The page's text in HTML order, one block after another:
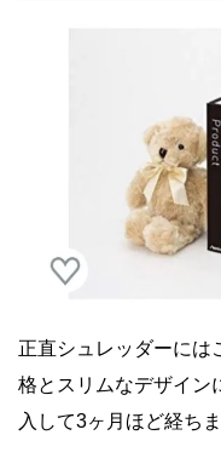
正直シュレッダーには
格とスリムなデザイン
入して3ヶ月ほど経ち